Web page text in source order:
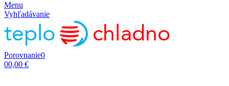
Menu
Vyhľadávanie
Porovnanie0
00,00 €